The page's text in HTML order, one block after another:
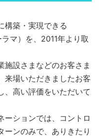
構築・実現できる
マ）を、2011年より取
施設さまなどのお客さま
来場いただきましたお客
、高い評価をいただいて
ーションでは、コントロ
ーンのみで、ありきたり